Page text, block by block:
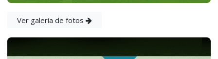
Ver galeria de fotos